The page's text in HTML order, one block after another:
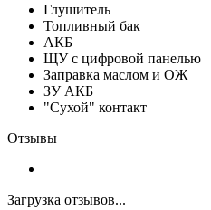
Глушитель
Топливный бак
АКБ
ЩУ с цифровой панелью
Заправка маслом и ОЖ
ЗУ АКБ
"Сухой" контакт
Отзывы
Загрузка отзывов...